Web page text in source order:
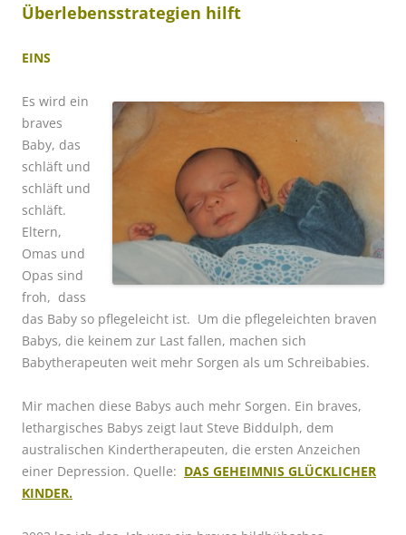
Überlebensstrategien hilft
EINS
Es wird ein
braves
Baby, das
schläft und
schläft und
schläft.
Eltern,
Omas und
Opas sind
froh, dass
das Baby so pflegeleicht ist. Um die pflegeleichten braven
Babys, die keinem zur Last fallen, machen sich
Babytherapeuten weit mehr Sorgen als um Schreibabies.
Mir machen diese Babys auch mehr Sorgen. Ein braves,
lethargisches Babys zeigt laut Steve Biddulph, dem
australischen Kindertherapeuten, die ersten Anzeichen
einer Depression. Quelle: DAS GEHEIMNIS GLÜCKLICHER
KINDER.